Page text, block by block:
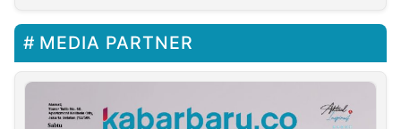
MEDIA PARTNER